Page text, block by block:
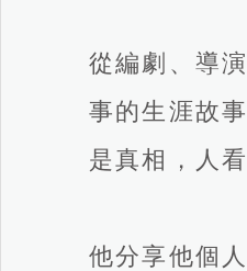
從編劇、導
事的生涯故
是真相，人
他分享他個